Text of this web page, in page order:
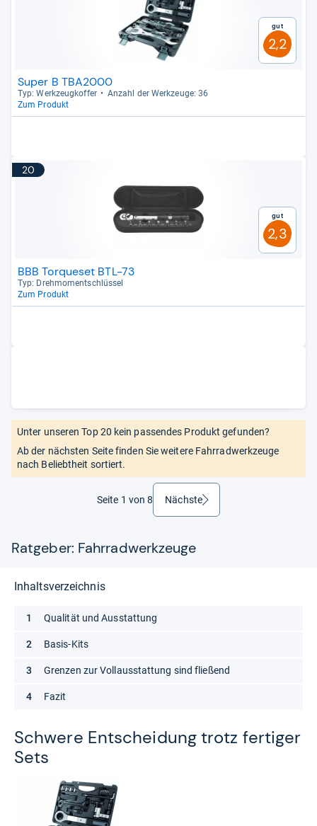
Gut
2,2
Super B TBA2000
Typ: Werk­zeug­kof­fer
Anzahl der Werk­zeuge: 36
Zum Produkt
20
Gut
2,3
BBB Torqueset BTL-73
Typ: Dreh­mo­ment­schlüs­sel
Zum Produkt
Unter unseren Top 20 kein passendes Produkt gefunden?
Ab der nächsten Seite finden Sie weitere Fahrradwerkzeuge
nach Beliebtheit sortiert.
Seite 1 von 8 Nächsteweiter
Ratgeber: Fahrradwerkzeuge
Schwere Ent­schei­dung trotz fer­ti­ger
Sets
Inhaltsverzeichnis
Qualität und Ausstattung
Basis-Kits
Grenzen zur Vollausstattung sind fließend
Fazit